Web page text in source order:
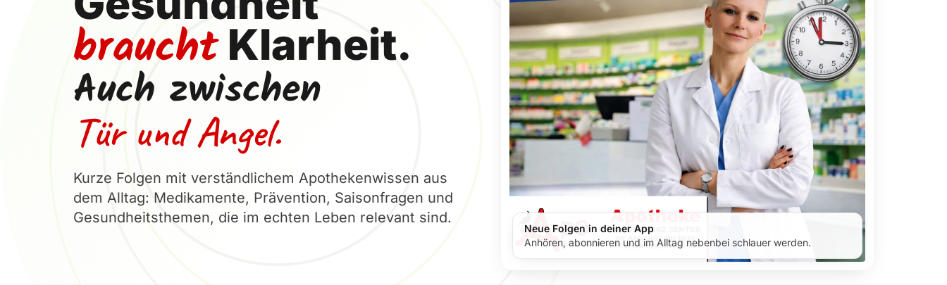
braucht Klarheit.
Auch zwischen
Tür und Angel.
Kurze Folgen mit verständlichem Apothekenwissen aus
dem Alltag: Medikamente, Prävention, Saisonfragen und
Gesundheitsthemen, die im echten Leben relevant sind.
Neue Folgen in deiner App
Anhören, abonnieren und im Alltag nebenbei schlauer werden.